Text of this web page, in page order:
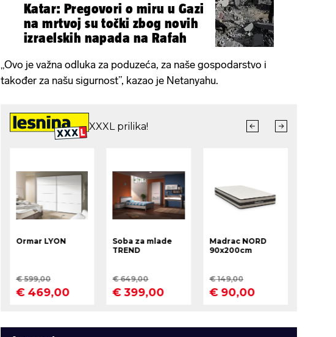
Katar: Pregovori o miru u Gazi
na mrtvoj su točki zbog novih
izraelskih napada na Rafah
„Ovo je važna odluka za poduzeća, za naše gospodarstvo i
također za našu sigurnost”, kazao je Netanyahu.